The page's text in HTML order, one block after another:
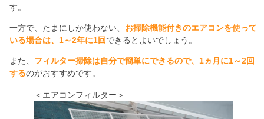
す。
一方で、たまにしか使わない、 お掃除機能付きのエアコンを使って
いる場合は、1～2年に1回できるとよいでしょう。
また、 フィルター掃除は自分で簡単にできるので、1ヵ月に1～2回
するのがおすすめです。
＜エアコンフィルター＞